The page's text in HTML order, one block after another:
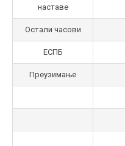
наставе
Остали часови
ЕСПБ
Преузимање